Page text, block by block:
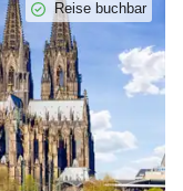
Reise buchbar